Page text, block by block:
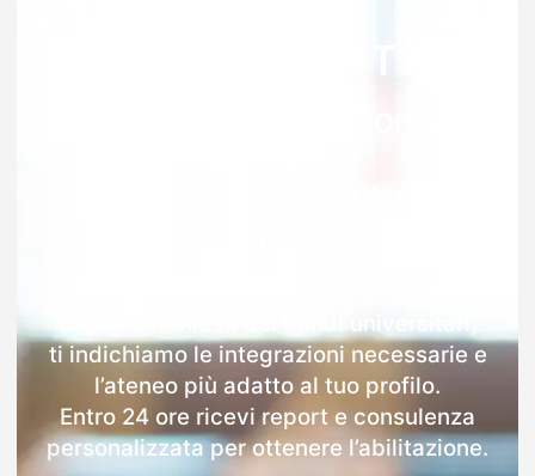
requisiti richiesti dai bandi universitari,
ti indichiamo le integrazioni necessarie e
l’ateneo più adatto al tuo profilo.
Entro 24 ore ricevi report e consulenza
personalizzata per ottenere l’abilitazione.